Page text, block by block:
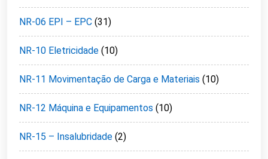
NR-06 EPI – EPC (31)
NR-10 Eletricidade (10)
NR-11 Movimentação de Carga e Materiais (10)
NR-12 Máquina e Equipamentos (10)
NR-15 – Insalubridade (2)